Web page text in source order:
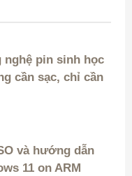
nghệ pin sinh học
cần sạc, chỉ cần
và hướng dẫn
11 on ARM